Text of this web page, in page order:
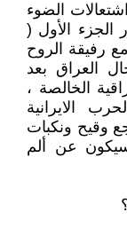
الضوء
الجزء الأول (
رفيقة الروح
العراق بعد
الخالصة ،
الايرانية
وقيح ونكبات
سيكون عن ألم